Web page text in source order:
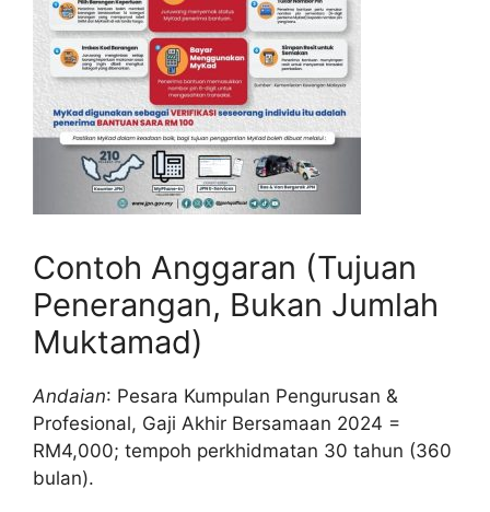
Contoh Anggaran (Tujuan
Penerangan, Bukan Jumlah
Muktamad)
Andaian: Pesara Kumpulan Pengurusan &
Profesional, Gaji Akhir Bersamaan 2024 =
RM4,000; tempoh perkhidmatan 30 tahun (360
bulan).